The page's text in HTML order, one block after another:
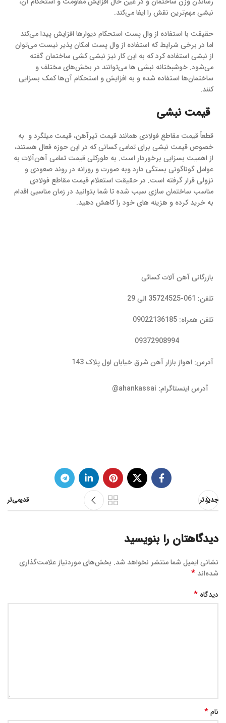
نبشی مهم‌ترین نقش را ایفا می‌کند.
حقیقت با استفاده از وال پست استحکام دیوارها افزایش پیدا می‌کند
اما در برخی شرایط که استفاده از وال پست امکان ‌پذیر نیست می‌توان
از نبشی استفاده کرد که به این کار نیز نبشی کشی ساختمان گفته
می‌شود. خوشبختانه نبشی ها می‌توانند در بخش‌های مختلف و
ساختمان‌ها استفاده‌ شده و به افزایش و استحکام آن‌ها کمک بسزایی
کنند.
قیمت نبشی
قطعاً قیمت مقاطع فولادی همانند قیمت تیرآهن، قیمت میلگرد و به‌
خصوص قیمت نبشی برای تمامی کسانی که در این حوزه فعال هستند،
از اهمیت بسزایی برخوردار است. به ‌طورکلی قیمت تمامی آهن‌آلات به
عوامل گوناگونی بستگی دارد وبه ‌صورت و روزانه در روند صعودی و
نزولی قرار گرفته است. در حقیقت استعلام قیمت مقاطع فولادی
مناسب ساختمان سازی سبب شده تا شما بتوانید در زمان مناسبی اقدام
به خرید کرده و هزینه های خود را کاهش دهید.
بازرگانی آهن آلات کسائی
تلفن: 061-35724525 الی 29
تلفن همراه: 09022136185
آدرس: اهواز بازار آهن شرق خیابان اول پلاک 143
آدرس اینستاگرام: ahankassai@
جدیدتر قدیمی‌تر
دیدگاهتان را بنویسید
نشانی ایمیل شما منتشر نخواهد شد. بخش‌های موردنیاز علامت‌گذاری
شده‌اند *
دیدگاه *
نام*